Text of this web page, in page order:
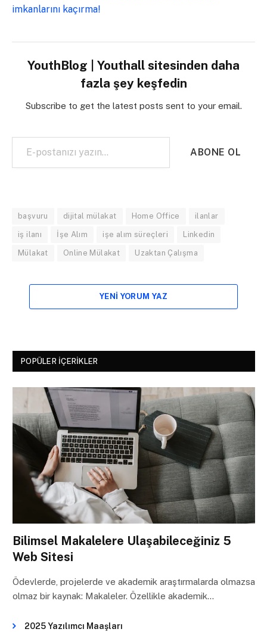
imkanlarını kaçırma!
YouthBlog | Youthall sitesinden daha
fazla şey keşfedin
Subscribe to get the latest posts sent to your email.
E-postanızı yazın…
ABONE OL
başvuru dijital mülakat Home Office ilanlar
iş ilanı İşe Alım işe alım süreçleri Linkedin
Mülakat Online Mülakat Uzaktan Çalışma
YENI YORUM YAZ
POPÜLER İÇERIKLER
Bilimsel Makalelere Ulaşabileceğiniz 5
Web Sitesi
Ödevlerde, projelerde ve akademik araştırmalarda olmazsa
olmaz bir kaynak: Makaleler. Özellikle akademik…
2025 Yazılımcı Maaşları